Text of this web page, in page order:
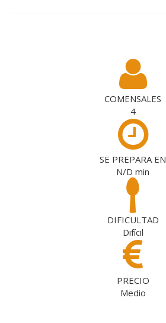
COMENSALES
4
SE PREPARA EN
N/D min
DIFICULTAD
Difícil
PRECIO
Medio